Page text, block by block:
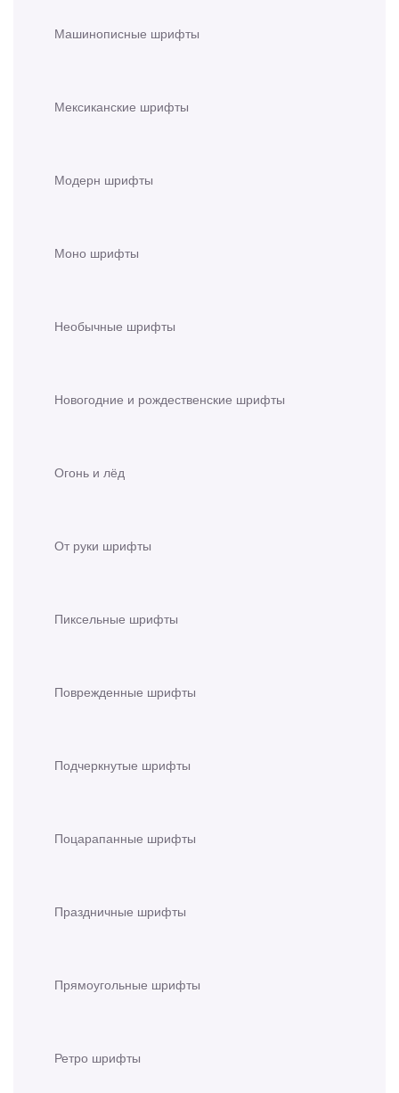
Машинописные шрифты
Мексиканские шрифты
Модерн шрифты
Моно шрифты
Необычные шрифты
Новогодние и рождественские шрифты
Огонь и лёд
От руки шрифты
Пиксельные шрифты
Поврежденные шрифты
Подчеркнутые шрифты
Поцарапанные шрифты
Праздничные шрифты
Прямоугольные шрифты
Ретро шрифты